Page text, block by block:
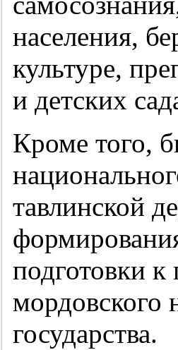
населения,
культуре,
и детских
Кроме того,
тавлинской
подготовки
мордовского
государства.